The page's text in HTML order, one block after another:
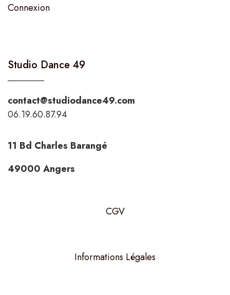
Connexion
Studio Dance 49
contact@studiodance49.com
06.19.60.87.94
11 Bd Charles Barangé
49000 Angers
CGV
Informations Légales